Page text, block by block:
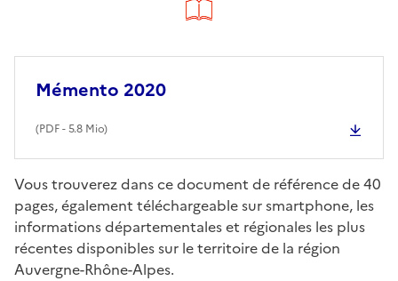
Mémento 2020
(PDF- 5.8 Mio)
Vous trouverez dans ce document de référence de 40
pages, également téléchargeable sur smartphone, les
informations départementales et régionales les plus
récentes disponibles sur le territoire de la région
Auvergne-Rhône-Alpes.